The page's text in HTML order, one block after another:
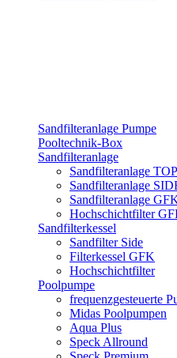
Sandfilteranlage Pumpe
Pooltechnik-Box
Sandfilteranlage
Sandfilteranlage TOP
Sandfilteranlage
Sandfilteranlage
Hochschichtfilter
Sandfilterkessel
Sandfilter Side
Filterkessel GFK
Hochschichtfilter
Poolpumpe
frequenzgesteuerte
Midas Poolpumpen
Aqua Plus
Speck Allround